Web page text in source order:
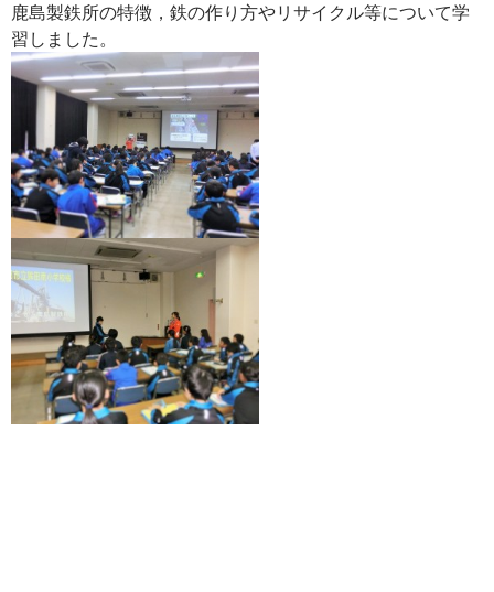
鹿島製鉄所の特徴，鉄の作り方やリサイクル等について学
習しました。